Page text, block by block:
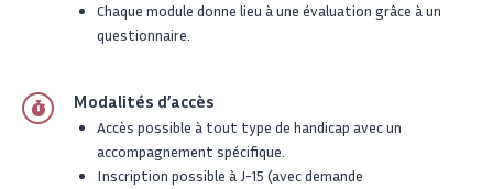
Chaque module donne lieu à une évaluation grâce à un
questionnaire.
Modalités d’accès
Accès possible à tout type de handicap avec un
accompagnement spécifique.
Inscription possible à J-15 (avec demande